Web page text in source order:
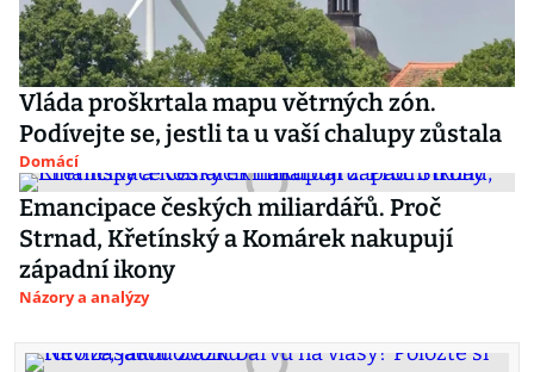
Vláda proškrtala mapu větrných zón.
Podívejte se, jestli ta u vaší chalupy zůstala
Domácí
Emancipace českých miliardářů. Proč
Strnad, Křetínský a Komárek nakupují
západní ikony
Názory a analýzy